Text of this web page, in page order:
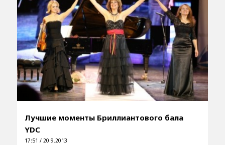
Лучшие моменты Бриллиантового бала
YDC
17:51 / 20.9.2013